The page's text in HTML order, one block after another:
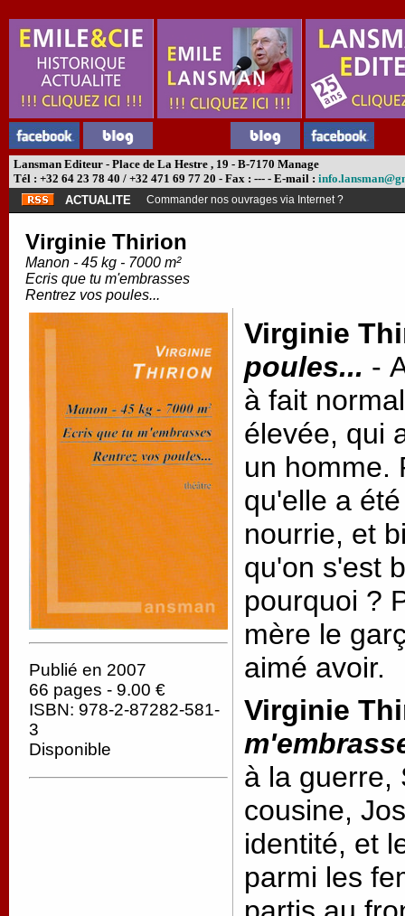
Lansman Editeur - Place de La Hestre , 19 - B-7170 Manage
Tél : +32 64 23 78 40 / +32 471 69 77 20 - Fax : --- - E-mail :
ACTUALITE
Commander nos ouvrages via Internet ?
Virginie Thirion
Manon - 45 kg - 7000 m²
Ecris que tu m'embrasses
Rentrez vos poules...
Publié en 2007
66 pages - 9.00 €
ISBN: 978-2-87282-581-
3
Disponible
Virginie
poules... -
à fait
élevée, qui
un homme.
qu'elle a
nourrie, et
qu'on s'est
pourquoi ?
mère le
aimé avoir.
Virginie
à la guerre,
cousine,
identité, et
parmi les